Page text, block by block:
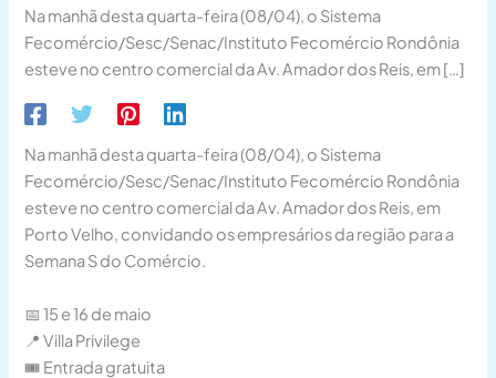
Na manhã desta quarta-feira (08/04), o Sistema
Fecomércio/Sesc/Senac/Instituto Fecomércio Rondônia
esteve no centro comercial da Av. Amador dos Reis, em […]
Na manhã desta quarta-feira (08/04), o Sistema
Fecomércio/Sesc/Senac/Instituto Fecomércio Rondônia
esteve no centro comercial da Av. Amador dos Reis, em
Porto Velho, convidando os empresários da região para a
Semana S do Comércio.
📅 15 e 16 de maio
📍 Villa Privilege
🎟️ Entrada gratuita